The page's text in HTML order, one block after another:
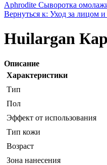
Aphrodite Сыворотка
Вернуться к: Уход за лицом
Huilargan
Описание
Характеристики
Тип
Пол
Эффект от использования
Тип кожи
Возраст
Зона нанесения